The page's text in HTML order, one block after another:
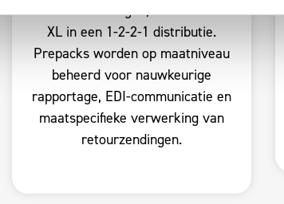
maatverhoudingen, zoals S-M-L-
XL in een 1-2-2-1 distributie.
Prepacks worden op maatniveau
beheerd voor nauwkeurige
rapportage, EDI-communicatie en
maatspecifieke verwerking van
retourzendingen.